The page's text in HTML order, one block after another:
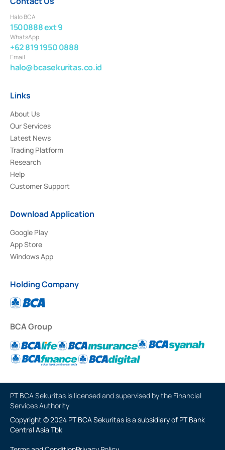
Halo BCA
1500888 ext 9
WhatsApp
+62 819 1950 0888
Email
halo@bcasekuritas.co.id
Links
About Us
Our Services
Latest News
Trading Platform
Research
Help
Customer Support
Download Application
Google Play
App Store
Windows App
Holding Company
BCA Group
PT BCA Sekuritas is licensed and supervised by the Financial
Services Authority
Copyright © 2024 PT BCA Sekuritas is a subsidiary of PT Bank
Central Asia Tbk